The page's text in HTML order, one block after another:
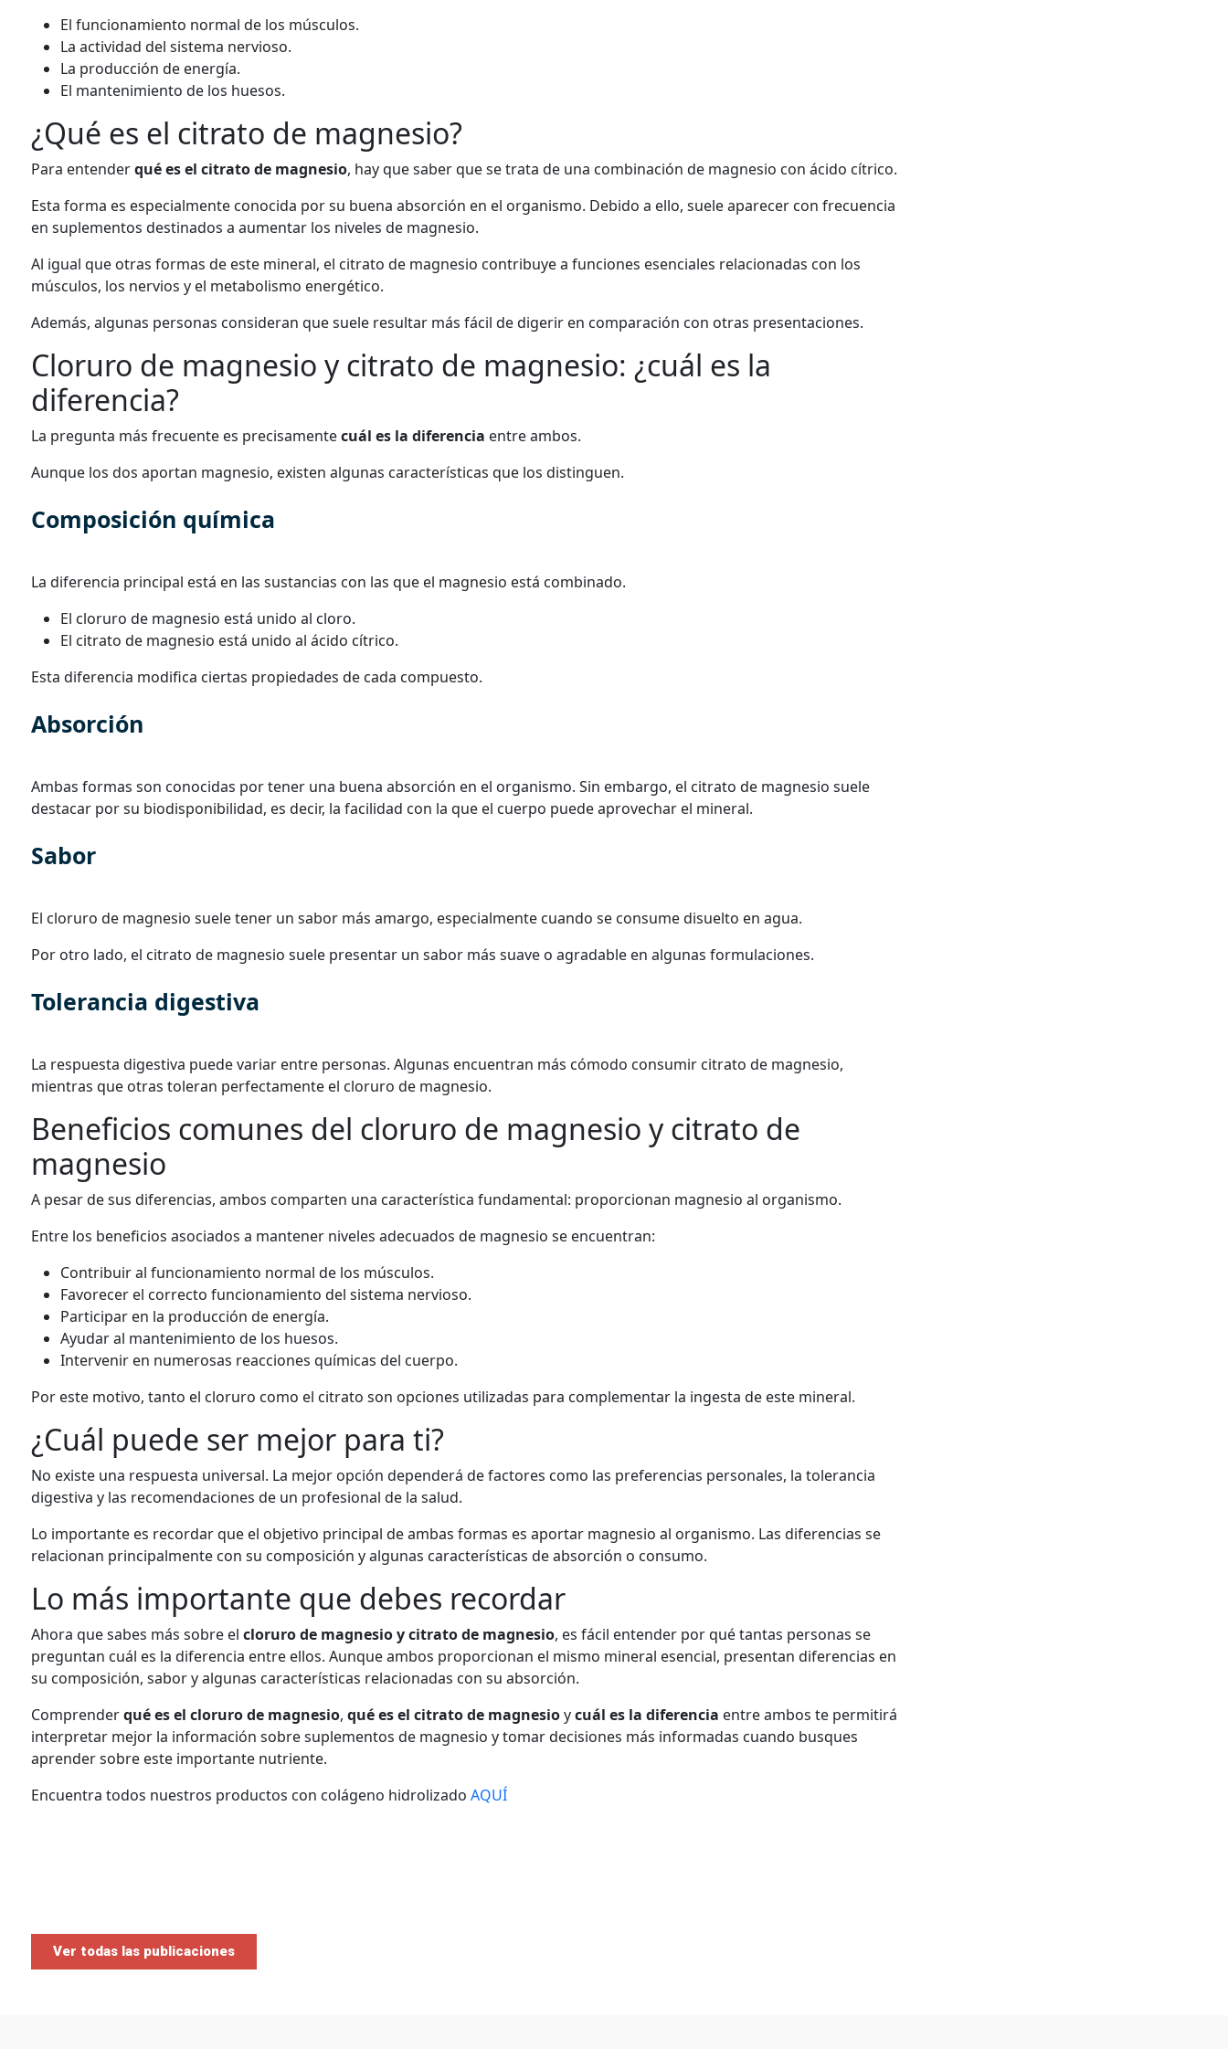
El funcionamiento normal de los músculos.
La actividad del sistema nervioso.
La producción de energía.
El mantenimiento de los huesos.
¿Qué es el citrato de magnesio?
Para entenderqué es el citrato de magnesio, hay que saber que se trata de una combinación de magnesio con ácido cítrico.
Esta forma es especialmente conocida por su buena absorción en el organismo. Debido a ello, suele aparecer con frecuencia
en suplementos destinados a aumentar los niveles de magnesio.
Al igual que otras formas de este mineral, el citrato de magnesio contribuye a funciones esenciales relacionadas con los
músculos, los nervios y el metabolismo energético.
Además, algunas personas consideran que suele resultar más fácil de digerir en comparación con otras presentaciones.
Cloruro de magnesio y citrato de magnesio: ¿cuál es la
diferencia?
La pregunta más frecuente es precisamentecuál es la diferencia entre ambos.
Aunque los dos aportan magnesio, existen algunas características que los distinguen.
Composición química
La diferencia principal está en las sustancias con las que el magnesio está combinado.
El cloruro de magnesio está unido al cloro.
El citrato de magnesio está unido al ácido cítrico.
Esta diferencia modifica ciertas propiedades de cada compuesto.
Absorción
Ambas formas son conocidas por tener una buena absorción en el organismo. Sin embargo, el citrato de magnesio suele
destacar por su biodisponibilidad, es decir, la facilidad con la que el cuerpo puede aprovechar el mineral.
Sabor
El cloruro de magnesio suele tener un sabor más amargo, especialmente cuando se consume disuelto en agua.
Por otro lado, el citrato de magnesio suele presentar un sabor más suave o agradable en algunas formulaciones.
Tolerancia digestiva
La respuesta digestiva puede variar entre personas. Algunas encuentran más cómodo consumir citrato de magnesio,
mientras que otras toleran perfectamente el cloruro de magnesio.
Beneficios comunes del cloruro de magnesio y citrato de
magnesio
A pesar de sus diferencias, ambos comparten una característica fundamental: proporcionan magnesio al organismo.
Entre los beneficios asociados a mantener niveles adecuados de magnesio se encuentran:
Contribuir al funcionamiento normal de los músculos.
Favorecer el correcto funcionamiento del sistema nervioso.
Participar en la producción de energía.
Ayudar al mantenimiento de los huesos.
Intervenir en numerosas reacciones químicas del cuerpo.
Por este motivo, tanto el cloruro como el citrato son opciones utilizadas para complementar la ingesta de este mineral.
¿Cuál puede ser mejor para ti?
No existe una respuesta universal. La mejor opción dependerá de factores como las preferencias personales, la tolerancia
digestiva y las recomendaciones de un profesional de la salud.
Lo importante es recordar que el objetivo principal de ambas formas es aportar magnesio al organismo. Las diferencias se
relacionan principalmente con su composición y algunas características de absorción o consumo.
Lo más importante que debes recordar
Ahora que sabes más sobre el cloruro de magnesio y citrato de magnesio, es fácil entender por qué tantas personas se
preguntan cuál es la diferencia entre ellos. Aunque ambos proporcionan el mismo mineral esencial, presentan diferencias en
su composición, sabor y algunas características relacionadas con su absorción.
Comprenderqué es el cloruro de magnesio, qué es el citrato de magnesioycuál es la diferencia entre ambos te permitirá
interpretar mejor la información sobre suplementos de magnesio y tomar decisiones más informadas cuando busques
aprender sobre este importante nutriente.
Encuentra todos nuestros productos con colágeno hidrolizado AQUÍ
Ver todas las publicaciones